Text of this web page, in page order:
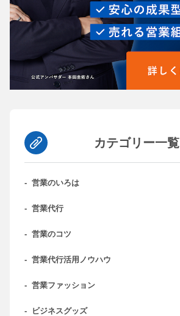
カテゴリー一覧
- 営業のいろは
- 営業代行
- 営業のコツ
- 営業代行活用ノウハウ
- 営業ファッション
- ビジネスグッズ